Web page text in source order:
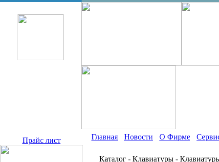
Прайс лист Главная Новости О Фирме
Каталог - Клавиатуры -